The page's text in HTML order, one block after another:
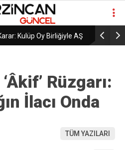
5 Temmuz’da
Rüzgarı:
İlacı Onda
TÜM YAZILARI